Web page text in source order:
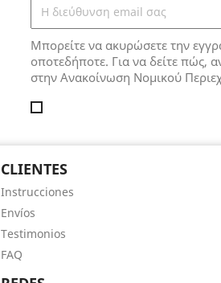
Μπορείτε να ακυρώσετε την
οποτεδήποτε. Για να δείτε πώς,
στην Ανακοίνωση Νομικού
CLIENTES
Instrucciones
Envíos
Testimonios
FAQ